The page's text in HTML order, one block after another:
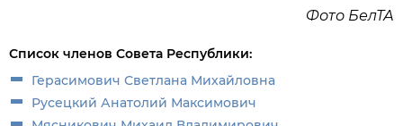
Фото БелТА
Список членов Совета Республики:
Герасимович Светлана Михайловна
Русецкий Анатолий Максимович